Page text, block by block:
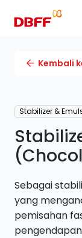
Kembali
Stabilizer &
Sebagai
yang
pemisahan